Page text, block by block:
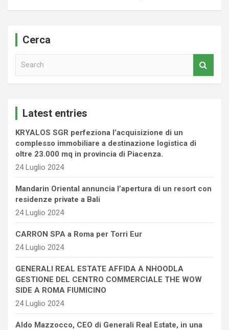
Cerca
Latest entries
KRYALOS SGR perfeziona l’acquisizione di un
complesso immobiliare a destinazione logistica di
oltre 23.000 mq in provincia di Piacenza.
24 Luglio 2024
Mandarin Oriental annuncia l’apertura di un resort con
residenze private a Bali
24 Luglio 2024
CARRON SPA a Roma per Torri Eur
24 Luglio 2024
GENERALI REAL ESTATE AFFIDA A NHOODLA
GESTIONE DEL CENTRO COMMERCIALE THE WOW
SIDE A ROMA FIUMICINO
24 Luglio 2024
Aldo Mazzocco, CEO di Generali Real Estate, in una